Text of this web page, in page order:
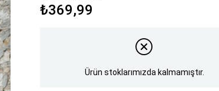
₺369,99
Ürün stoklarımızda kalmamıştır.